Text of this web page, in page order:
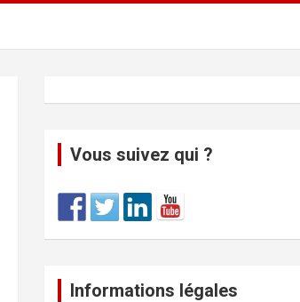
Vous suivez qui ?
Informations légales